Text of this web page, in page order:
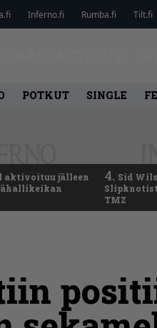
Inferno.fi Rumba.fi Tilt.fi
POTKUT SINGLE
aktivoituu jälleen
4. Sid
TMZ